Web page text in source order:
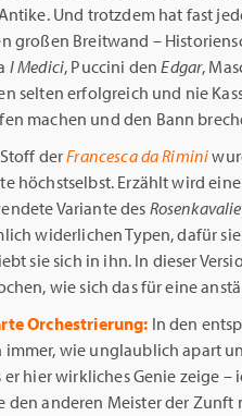
Und trotzdem hat fast
großen Breitwand –
I Medici, Puccini denEdgar,
selten erfolgreich und nie
machen und den Bann
derFrancesca da Rimini
höchstselbst. Erzählt wird
Variante des
widerlichen Typen, dafür
sie sich in ihn. In dieser
wie sich das für eine
Orchestrierung: In den
immer, wie unglaublich apart
er hier wirkliches Genie zeige
den anderen Meister der